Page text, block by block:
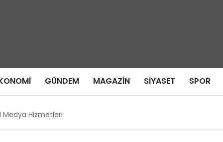
GÜNDEM MAGAZIN SIYASET SPOR
Medya Hizmetleri